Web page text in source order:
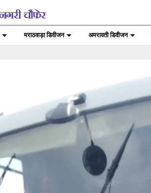
मराठवाड़ा डिवीजन अमरावती डिवीजन